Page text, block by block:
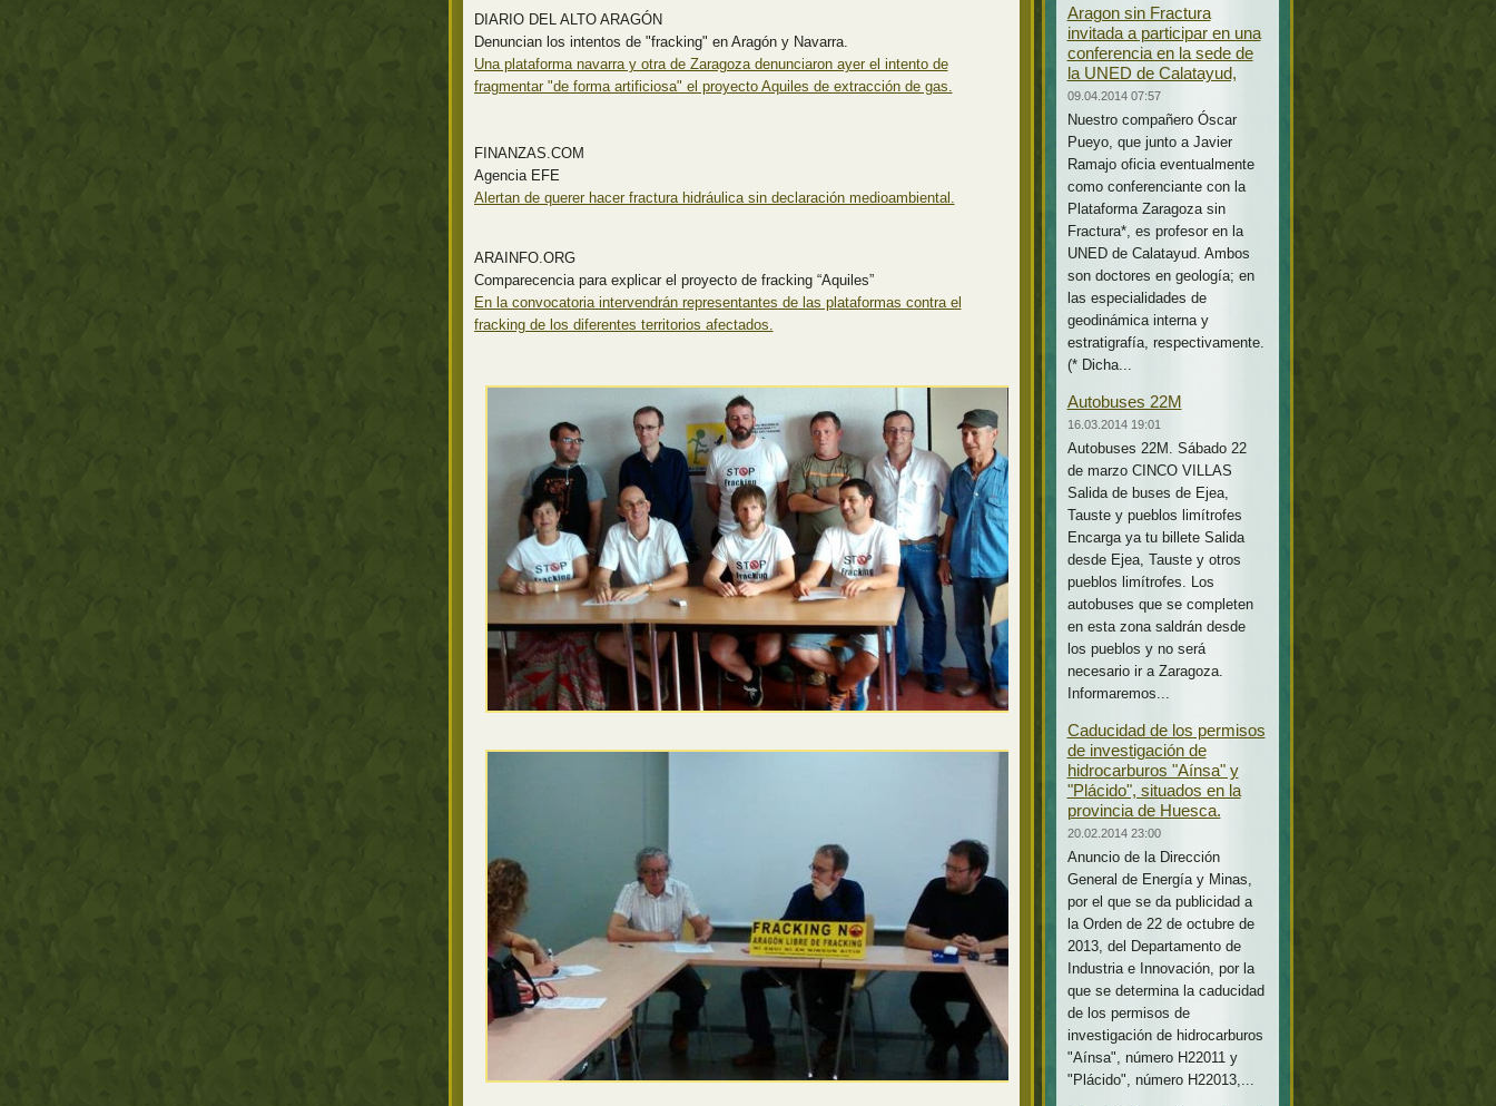
DIARIO DEL ALTO ARAGÓN
Denuncian los intentos de "fracking" en Aragón y Navarra.
Una plataforma navarra y otra de Zaragoza denunciaron ayer el intento de
fragmentar "de forma artificiosa" el proyecto Aquiles de extracción de gas.
FINANZAS.COM
Agencia EFE
Alertan de querer hacer fractura hidráulica sin declaración medioambiental.
ARAINFO.ORG
Comparecencia para explicar el proyecto de fracking “Aquiles”
En la convocatoria intervendrán representantes de las plataformas contra el
fracking de los diferentes territorios afectados.
Aragon sin Fractura
invitada a participar en una
conferencia en la sede de
la UNED de Calatayud,
09.04.2014 07:57
Nuestro compañero Óscar
Pueyo, que junto a Javier
Ramajo oficia eventualmente
como conferenciante con la
Plataforma Zaragoza sin
Fractura*, es profesor en la
UNED de Calatayud. Ambos
son doctores en geología; en
las especialidades de
geodinámica interna y
estratigrafía, respectivamente.
(* Dicha...
Autobuses 22M
16.03.2014 19:01
Autobuses 22M. Sábado 22
de marzo CINCO VILLAS
Salida de buses de Ejea,
Tauste y pueblos limítrofes
Encarga ya tu billete Salida
desde Ejea, Tauste y otros
pueblos limítrofes. Los
autobuses que se completen
en esta zona saldrán desde
los pueblos y no será
necesario ir a Zaragoza.
Informaremos...
Caducidad de los permisos
de investigación de
hidrocarburos "Aínsa" y
"Plácido", situados en la
provincia de Huesca.
20.02.2014 23:00
Anuncio de la Dirección
General de Energía y Minas,
por el que se da publicidad a
la Orden de 22 de octubre de
2013, del Departamento de
Industria e Innovación, por la
que se determina la caducidad
de los permisos de
investigación de hidrocarburos
"Aínsa", número H22011 y
"Plácido", número H22013,...